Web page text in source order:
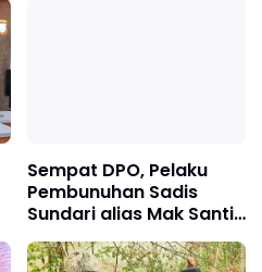
Sempat DPO, Pelaku
Pembunuhan Sadis
Sundari alias Mak Santi
Ditangkap Polres
Madiun